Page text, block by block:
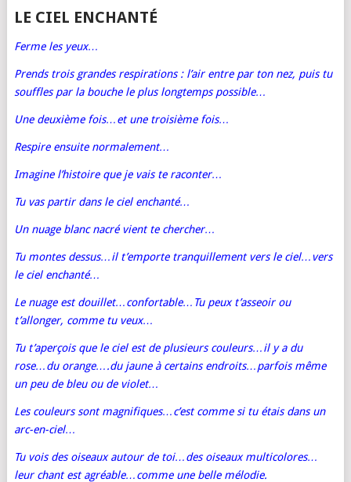
LE CIEL ENCHANTÉ
Ferme les yeux…
Prends trois grandes respirations : l’air entre par ton nez, puis tu
souffles par la bouche le plus longtemps possible…
Une deuxième fois…et une troisième fois…
Respire ensuite normalement…
Imagine l’histoire que je vais te raconter…
Tu vas partir dans le ciel enchanté…
Un nuage blanc nacré vient te chercher…
Tu montes dessus…il t’emporte tranquillement vers le ciel…vers
le ciel enchanté…
Le nuage est douillet…confortable…Tu peux t’asseoir ou
t’allonger, comme tu veux…
Tu t’aperçois que le ciel est de plusieurs couleurs…il y a du
rose…du orange….du jaune à certains endroits…parfois même
un peu de bleu ou de violet…
Les couleurs sont magnifiques…c’est comme si tu étais dans un
arc-en-ciel…
Tu vois des oiseaux autour de toi…des oiseaux multicolores…
leur chant est agréable…comme une belle mélodie.